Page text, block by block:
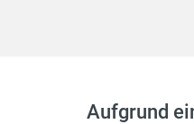
Aufgrund